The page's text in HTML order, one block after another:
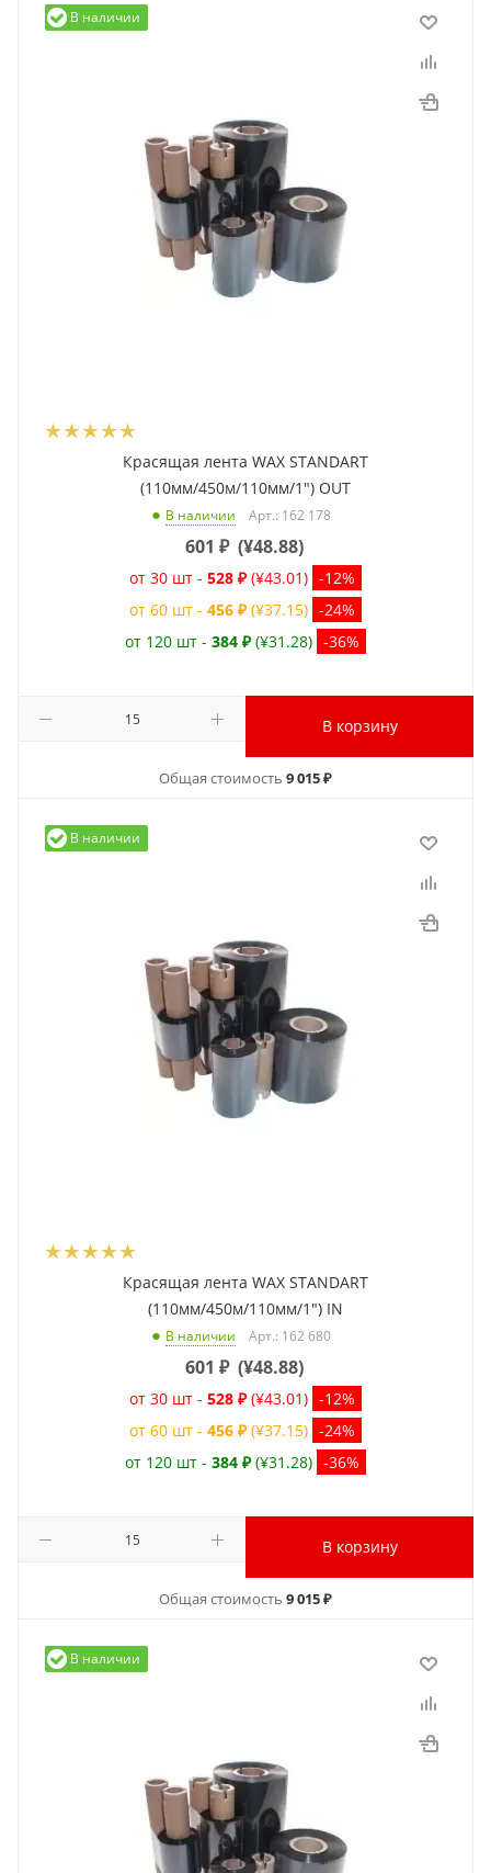
В наличии
Красящая лента WAX STANDART
(110мм/450м/110мм/1") OUT
В наличии Арт.: 162 178
601 ₽ (¥48.88)
от 30 шт - 528 ₽ (¥43.01) -12%
от 60 шт - 456 ₽ (¥37.15) -24%
от 120 шт - 384 ₽ (¥31.28) -36%
В корзину
Общая стоимость 9 015 ₽
В наличии
Красящая лента WAX STANDART
(110мм/450м/110мм/1") IN
В наличии Арт.: 162 680
601 ₽ (¥48.88)
от 30 шт - 528 ₽ (¥43.01) -12%
от 60 шт - 456 ₽ (¥37.15) -24%
от 120 шт - 384 ₽ (¥31.28) -36%
В корзину
Общая стоимость 9 015 ₽
В наличии